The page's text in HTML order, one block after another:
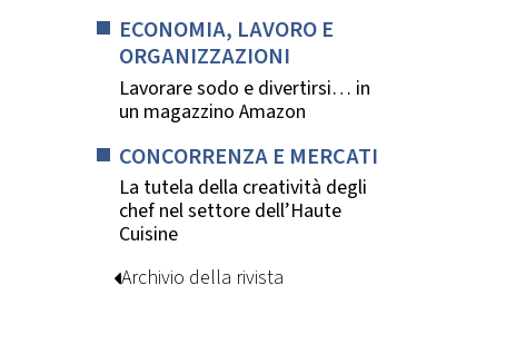
ECONOMIA, LAVORO E
ORGANIZZAZIONI
Lavorare sodo e divertirsi… in
un magazzino Amazon
CONCORRENZA E MERCATI
La tutela della creatività degli
chef nel settore dell’Haute
Cuisine
Archivio della rivista